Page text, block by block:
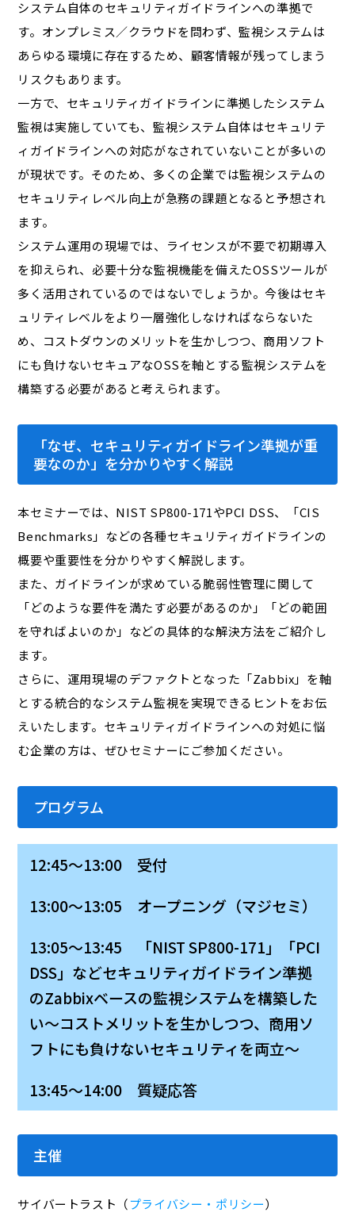
システム自体のセキュリティガイドラインへの準拠で
す。オンプレミス／クラウドを問わず、監視システムは
あらゆる環境に存在するため、顧客情報が残ってしまう
リスクもあります。
一方で、セキュリティガイドラインに準拠したシステム
監視は実施していても、監視システム自体はセキュリテ
ィガイドラインへの対応がなされていないことが多いの
が現状です。そのため、多くの企業では監視システムの
セキュリティレベル向上が急務の課題となると予想され
ます。
システム運用の現場では、ライセンスが不要で初期導入
を抑えられ、必要十分な監視機能を備えたOSSツールが
多く活用されているのではないでしょうか。今後はセキ
ュリティレベルをより一層強化しなければならないた
め、コストダウンのメリットを生かしつつ、商用ソフト
にも負けないセキュアなOSSを軸とする監視システムを
構築する必要があると考えられます。
「なぜ、セキュリティガイドライン準拠が重
要なのか」を分かりやすく解説
本セミナーでは、NIST SP800-171やPCI DSS、「CIS
Benchmarks」などの各種セキュリティガイドラインの
概要や重要性を分かりやすく解説します。
また、ガイドラインが求めている脆弱性管理に関して
「どのような要件を満たす必要があるのか」「どの範囲
を守ればよいのか」などの具体的な解決方法をご紹介し
ます。
さらに、運用現場のデファクトとなった「Zabbix」を軸
とする統合的なシステム監視を実現できるヒントをお伝
えいたします。セキュリティガイドラインへの対処に悩
む企業の方は、ぜひセミナーにご参加ください。
プログラム
12:45～13:00 受付
13:00～13:05 オープニング（マジセミ）
13:05～13:45 「NIST SP800-171」「PCI
DSS」などセキュリティガイドライン準拠
のZabbixベースの監視システムを構築した
い～コストメリットを生かしつつ、商用ソ
フトにも負けないセキュリティを両立～
13:45～14:00 質疑応答
主催
サイバートラスト（プライバシー・ポリシー）